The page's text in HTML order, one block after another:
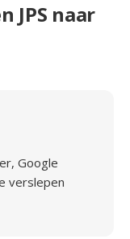
JPS naar
Google
verslepen